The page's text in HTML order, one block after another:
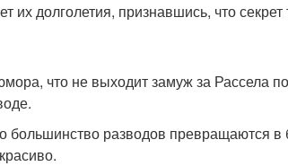
долголетия, признавшись, что секрет
что не выходит замуж за Рассела
разводов превращаются в